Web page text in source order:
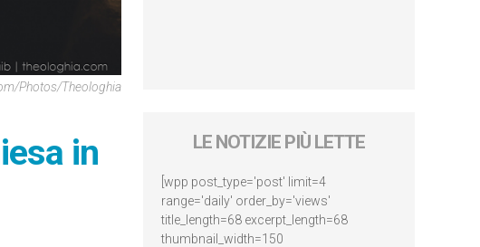
photos/theologhia
in
LE NOTIZIE PIÙ LETTE
[wpp post_type='post' limit=4
range='daily' order_by='views'
title_length=68 excerpt_length=68
thumbnail_width=150